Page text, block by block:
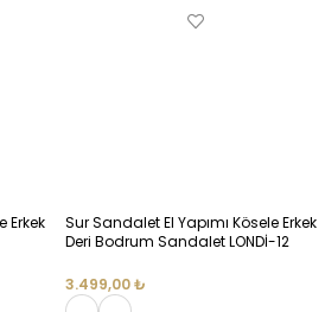
Erkek
Sur Sandalet El Yapımı Kösele Erkek
Deri Bodrum Sandalet LONDİ-12
3.499,00₺